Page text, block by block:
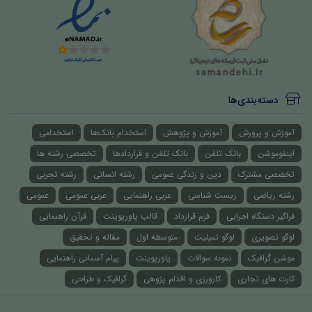
دسته‌بندی‌ها
آموزش و پرورش آموزش و پژوهش استخدام بانک‌ها
استخدامی
اینفوموشن
بانک تلفن بانک تلفن و قراردادها
تخصصی رشته ها
تخصصی مشترک
دین و زندگی عمومی رشته انسانی
رشته تجربی
رشته ریاضی
زیست شناسی عربی راهنمایی عربی عمومی
عمومی
فراگیر دستگاه اجرایی
فرم قرارداد قالب پاورپوینت
قرآن راهنمایی
لوگو تصویری
لوگو تمپلیت متوسطه اول
مقاله و تحقیق
موشن گرافیک
نمونه سوالات پاورپوینت
پیام آسمانی راهنمایی
کارت های تجاری
کارورزی و اقدام پژوهی گرافیک و طراحی